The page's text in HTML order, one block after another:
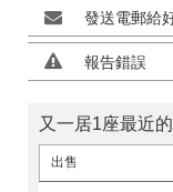
發送電郵給
報告錯誤
又一居1座最近
出售